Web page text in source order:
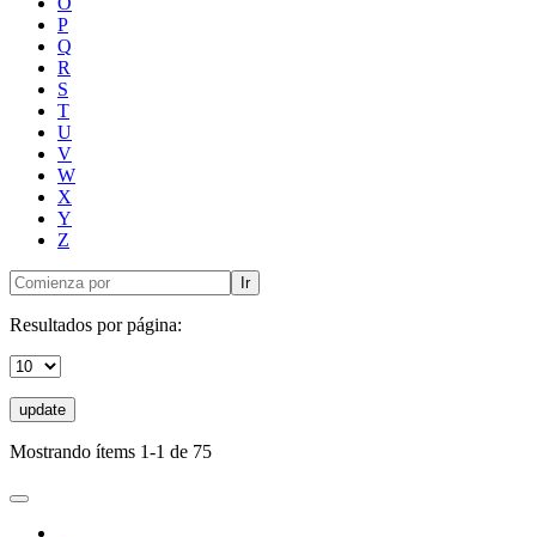
P
Q
R
S
T
U
V
W
X
Y
Z
Ir
Resultados por página:
update
Mostrando ítems 1-1 de 75